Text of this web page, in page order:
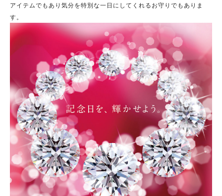
アイテムでもあり気分を特別な一日にしてくれるお守りでもありま
す。